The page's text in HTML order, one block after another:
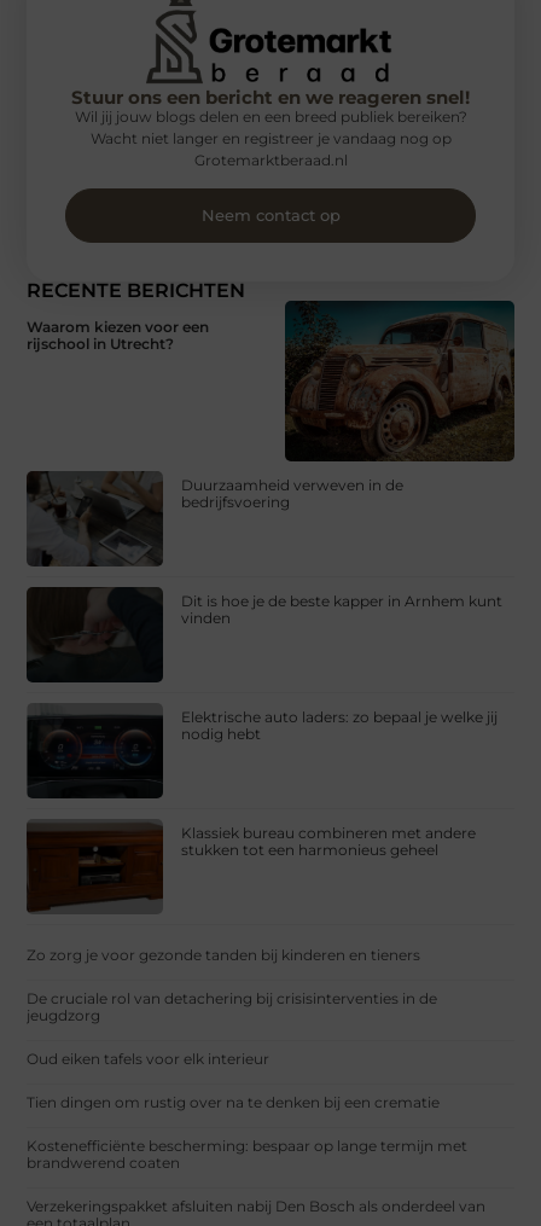
RECENTE BERICHTEN
Waarom kiezen voor een
rijschool in Utrecht?
Duurzaamheid verweven in de
bedrijfsvoering
Dit is hoe je de beste kapper in Arnhem kunt
vinden
Elektrische auto laders: zo bepaal je welke jij
nodig hebt
Klassiek bureau combineren met andere
stukken tot een harmonieus geheel
Zo zorg je voor gezonde tanden bij kinderen en tieners
De cruciale rol van detachering bij crisisinterventies in de
jeugdzorg
Oud eiken tafels voor elk interieur
Tien dingen om rustig over na te denken bij een crematie
Kostenefficiënte bescherming: bespaar op lange termijn met
brandwerend coaten
Verzekeringspakket afsluiten nabij Den Bosch als onderdeel van
Stuur ons een bericht en we reageren snel!
Wil jij jouw blogs delen en een breed publiek bereiken?
Wacht niet langer en registreer je vandaag nog op
Grotemarktberaad.nl
Neem contact op